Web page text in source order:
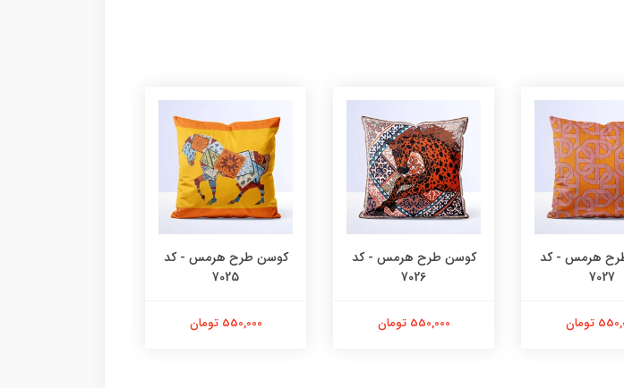
هرمس - کد
7027
تومان
کوسن طرح هرمس - کد
7026
550,000 تومان
کوسن طرح هرمس - کد
7025
550,000 تومان